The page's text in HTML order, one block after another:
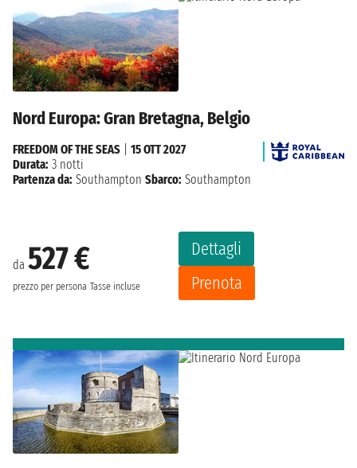
Nord Europa: Gran Bretagna, Belgio
da 527 €
prezzo per persona Tasse incluse
Dettagli
Prenota
FREEDOM OF THE SEAS
15 OTT 2027
Durata: 3 notti
Partenza da: Southampton Sbarco: Southampton